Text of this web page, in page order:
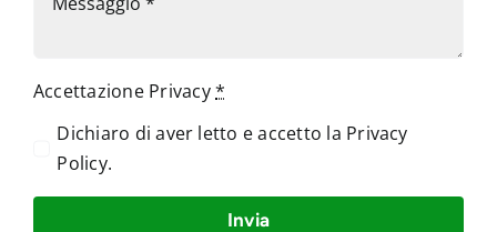
Accettazione Privacy*
Dichiaro di aver letto e accetto la Privacy
Policy.
Invia